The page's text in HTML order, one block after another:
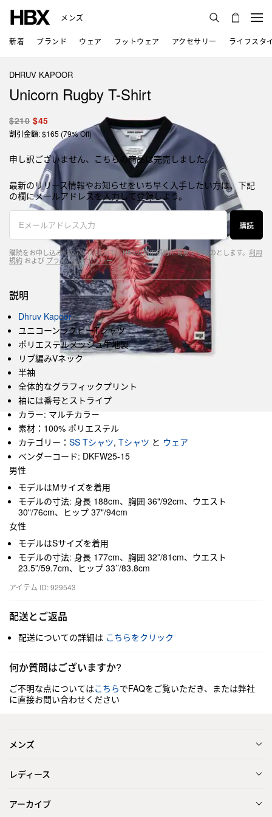
メンズ
新着 ブランド ウェア フットウェア アクセサリー ライフスタ
DHRUV KAPOOR
Unicorn Rugby T-Shirt
$210 $45
割引金額: $165 (79% Off)
申し訳ございません、こちらの商品は完売しました。
最新のリリース情報やお知らせをいち早く入手したい方は、下記
の欄にメールアドレスを入力して登録しよう。
購読
購読をお申し込みいただいた時点で、HBXの利用規約に同意するものとします。 利用
規約 および プライバシーポリシー
説明
Dhruv Kapoor
ユニコーンラグビーTシャツ
ポリエステルメッシュ生地製
リブ編みVネック
半袖
全体的なグラフィックプリント
袖には番号とストライプ
カラー: マルチカラー
素材：100% ポリエステル
カテゴリー： SS Tシャツ, Tシャツ と ウェア
ベンダーコード: DKFW25-15
男性
モデルはMサイズを着用
モデルの寸法: 身長 188cm、胸囲 36"/92cm、ウエスト
30"/76cm、ヒップ 37"/94cm
女性
モデルはSサイズを着用
モデルの寸法: 身長 177cm、胸囲 32”/81cm、ウエスト
23.5”/59.7cm、ヒップ 33’’/83.8cm
アイテム ID: 929543
配送とご返品
配送についての詳細は こちらをクリック
何か質問はございますか?
ご不明な点についてはこちらでFAQをご覧いただき、または弊社
に直接お問い合わせください
メンズ
レディース
アーカイブ